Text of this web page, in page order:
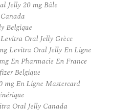
Jelly 20 mg Bâle
Belgique
Oral Jelly Grèce
Levitra Oral Jelly En Ligne
En Pharmacie En France
Belgique
mg En Ligne Mastercard
Oral Jelly Canada